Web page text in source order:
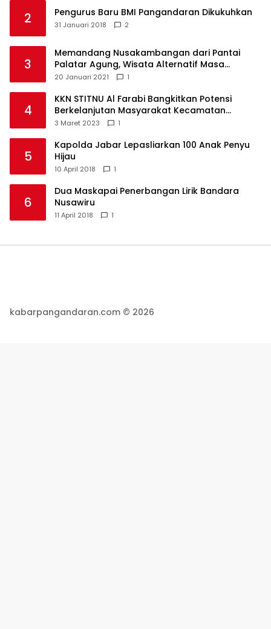
2 Pengurus Baru BMI Pangandaran Dikukuhkan
31 Januari 2018 2
3
Memandang Nusakambangan dari Pantai
Palatar Agung, Wisata Alternatif Masa
Pandemi
20 Januari 2021 1
4
KKN STITNU Al Farabi Bangkitkan Potensi
Berkelanjutan Masyarakat Kecamatan
Langkaplancar
3 Maret 2023 1
5
Kapolda Jabar Lepasliarkan 100 Anak Penyu
Hijau
10 April 2018 1
6
Dua Maskapai Penerbangan Lirik Bandara
Nusawiru
11 April 2018 1
kabarpangandaran.com © 2026